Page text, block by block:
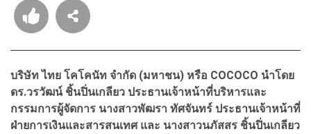
บริษัท ไทย โคโคนัท จำกัด (มหาชน) หรือ COCOCO นำโดย
ดร.วรวัฒน์ ชิ้นปิ่นเกลียว ประธานเจ้าหน้าที่บริหารและ
กรรมการผู้จัดการ นางสาวพัฒรา ทัศจันทร์ ประธานเจ้าหน้าที่
ฝ่ายการเงินและสารสนเทศ และ นางสาวนภัสสร ชิ้นปิ่นเกลียว